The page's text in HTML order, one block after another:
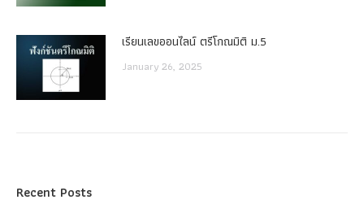
เรียนเลขออนไลน์ ตรีโกณมิติ ม.5
January 26, 2025
Recent Posts